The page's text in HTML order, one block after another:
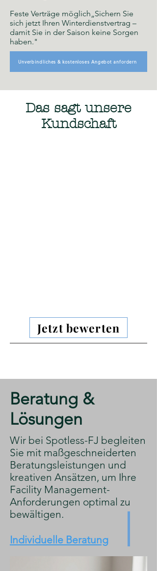
Feste Verträge möglich„Sichern Sie
sich jetzt Ihren Winterdienstvertrag –
damit Sie in der Saison keine Sorgen
haben."
Unverbindliches & kostenloses Angebot anfordern
Das sagt unsere
Kundschaft
Jetzt bewerten
​Beratung &
Lösungen
​Wir bei Spotless-FJ begleiten
Sie mit maßgeschneiderten
Beratungsleistungen und
kreativen Ansätzen, um Ihre
Facility Management-
Anforderungen optimal zu
bewältigen.
Individuelle Beratung